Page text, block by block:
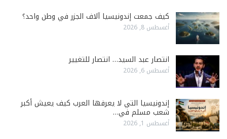
كيف جمعت إندونيسيا آلاف الجزر في وطن واحد؟
أغسطس 8, 2026
انتصار عبد السيد… انتصار للتغيير
أغسطس 6, 2026
إندونيسيا التي لا يعرفها العرب كيف يعيش أكبر
شعب مسلم في…
أغسطس 1, 2026